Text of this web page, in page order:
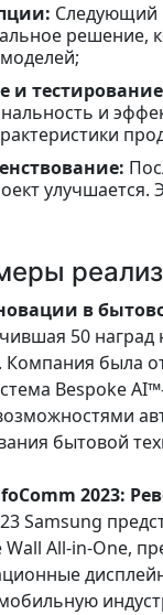
Следующий
решение,
и
и
улучшается.
в
50
была
Bespoke
бытовой
2023:
Samsung
All-in-One,